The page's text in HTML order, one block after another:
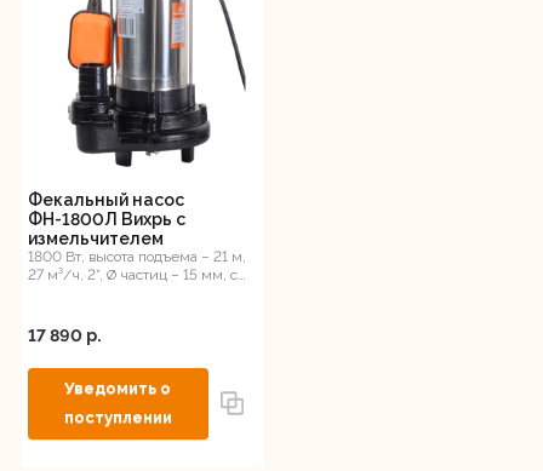
Фекальный насос
ФН-1800Л Вихрь с
измельчителем
1800 Вт, высота подъема – 21 м,
27 м³/ч, 2”, Ø частиц – 15 мм, с
17 890 p.